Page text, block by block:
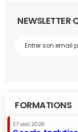
NEWSLETTER
FORMATIONS
27 aoû 2026